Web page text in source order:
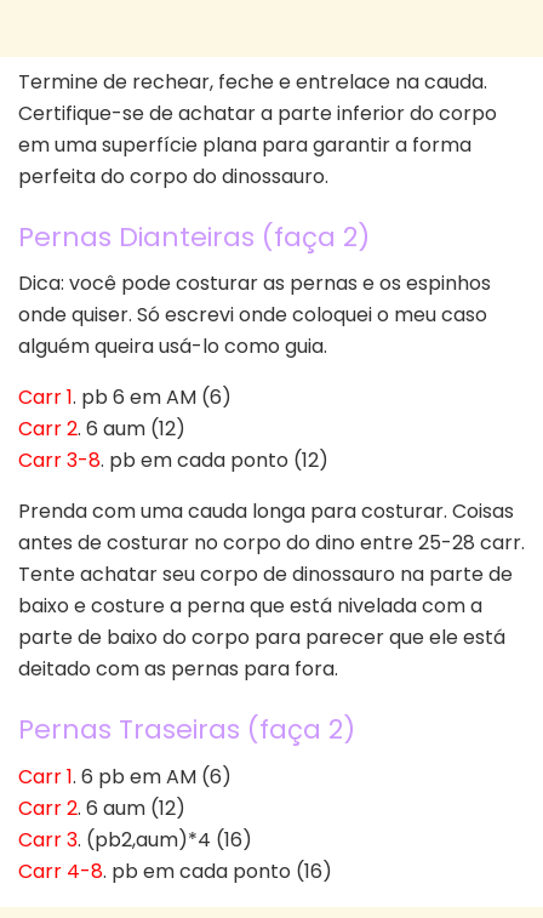
Termine de rechear, feche e entrelace na cauda.
Certifique-se de achatar a parte inferior do corpo
em uma superfície plana para garantir a forma
perfeita do corpo do dinossauro.
Pernas Dianteiras (faça 2)
Dica: você pode costurar as pernas e os espinhos
onde quiser. Só escrevi onde coloquei o meu caso
alguém queira usá-lo como guia.
Carr 1. pb 6 em AM (6)
Carr 2. 6 aum (12)
Carr 3-8. pb em cada ponto (12)
Prenda com uma cauda longa para costurar. Coisas
antes de costurar no corpo do dino entre 25-28 carr.
Tente achatar seu corpo de dinossauro na parte de
baixo e costure a perna que está nivelada com a
parte de baixo do corpo para parecer que ele está
deitado com as pernas para fora.
Pernas Traseiras (faça 2)
Carr 1. 6 pb em AM (6)
Carr 2. 6 aum (12)
Carr 3. (pb2,aum)*4 (16)
Carr 4-8. pb em cada ponto (16)